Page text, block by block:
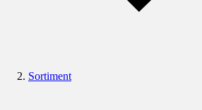
Sortiment